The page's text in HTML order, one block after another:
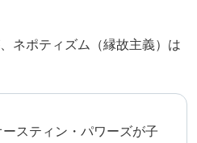
ネポティズム（縁故主義）は
スティン・パワーズが子